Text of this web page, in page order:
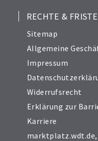
RECHTE &
Sitemap
Allgemeine
Impressum
Widerrufsrecht
Erklärung zur
Karriere
marktplatz.wdt.de